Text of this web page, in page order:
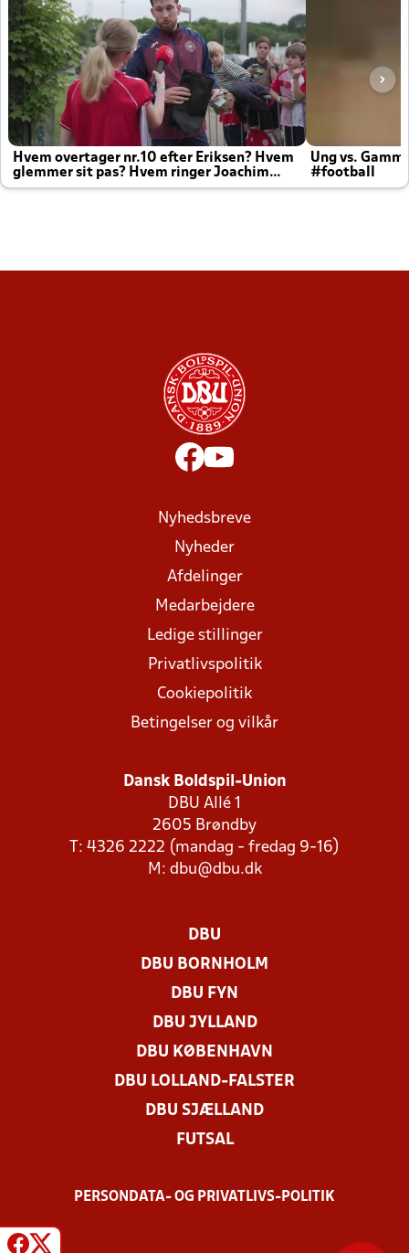
Hvem overtager nr.10 efter Eriksen? Hvem
glemmer sit pas? Hvem ringer Joachim
altid til efter kampe?
Ung vs.
#football
Nyhedsbreve
Nyheder
Afdelinger
Medarbejdere
Ledige stillinger
Privatlivspolitik
Cookiepolitik
Betingelser og vilkår
Dansk Boldspil-Union
DBU Allé 1
2605 Brøndby
T: 4326 2222 (mandag - fredag 9-16)
M: dbu@dbu.dk
DBU
DBU BORNHOLM
DBU FYN
DBU JYLLAND
DBU KØBENHAVN
DBU LOLLAND-FALSTER
DBU SJÆLLAND
FUTSAL
PERSONDATA- OG PRIVATLIVS-POLITIK